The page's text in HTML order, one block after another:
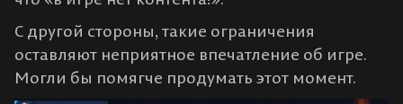
С другой стороны, такие ограничения
оставляют неприятное впечатление об игре.
Могли бы помягче продумать этот момент.